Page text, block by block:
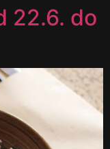
22.6. do